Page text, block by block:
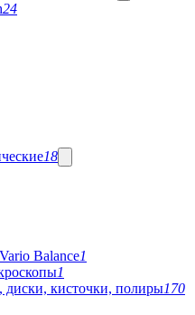
24
18
Balance1
1
диски, кисточки, полиры170